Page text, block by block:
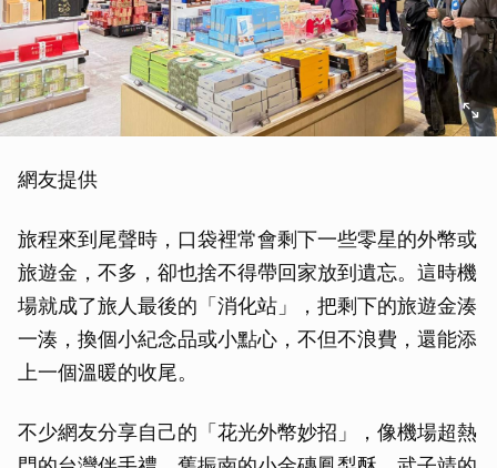
網友提供
旅程來到尾聲時，口袋裡常會剩下一些零星的外幣或
旅遊金，不多，卻也捨不得帶回家放到遺忘。這時機
場就成了旅人最後的「消化站」，把剩下的旅遊金湊
一湊，換個小紀念品或小點心，不但不浪費，還能添
上一個溫暖的收尾。
不少網友分享自己的「花光外幣妙招」，像機場超熱